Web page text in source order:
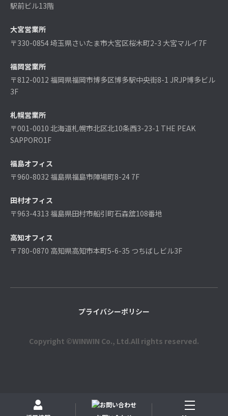
駅前ビル13階
大宮営業所
〒330-0854 埼玉県さいたま市大宮区桜木町2-3 大宮マルイ7F
福岡営業所
〒812-0012 福岡県福岡市博多区博多駅中央街8-1 JRJP博多ビル
3F
札幌営業所
〒001-0010 北海道札幌市北区北10条西3-23-1 THE PEAK
SAPPORO1F
福島オフィス
〒960-8032 福島県福島市陣場町8-24 7F
田村オフィス
〒963-4313 福島県田村市船引町石森舘108番地
高知オフィス
〒780-0870 高知県高知市本町5-6-35 つちばしビル3F
プライバシーポリシー
Copyright ©WINWIN Co., Ltd.All rights reserved.